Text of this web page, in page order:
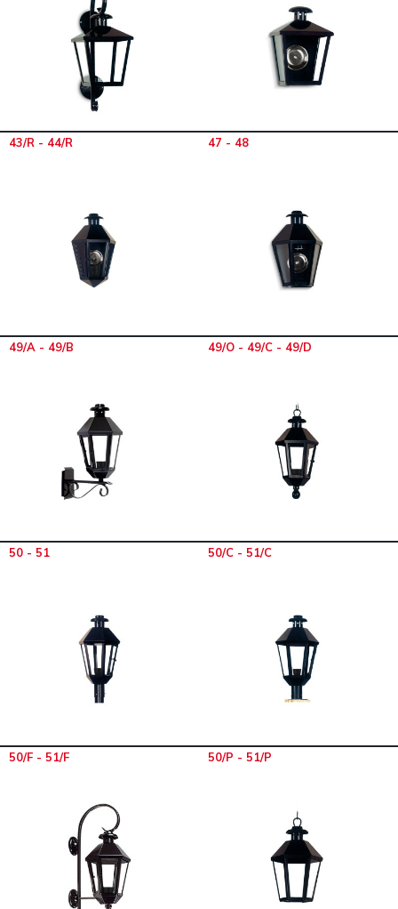
43/R - 44/R 47 - 48
49/A - 49/B 49/O - 49/C - 49/D
50 - 51 50/C - 51/C
50/F - 51/F 50/P - 51/P